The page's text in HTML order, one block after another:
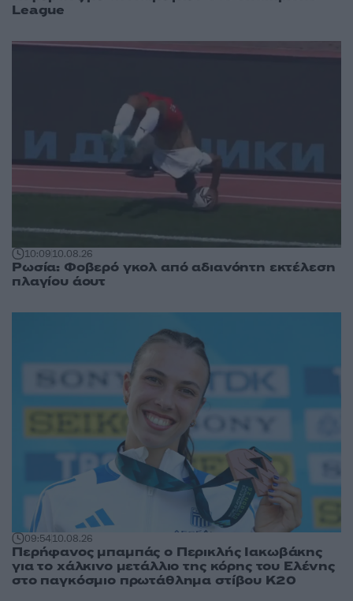
League
10:0910.08.26
Ρωσία: Φοβερό γκολ από αδιανόητη εκτέλεση
πλαγίου άουτ
09:5410.08.26
Περήφανος μπαμπάς ο Περικλής Ιακωβάκης
για το χάλκινο μετάλλιο της κόρης του Ελένης
στο παγκόσμιο πρωτάθλημα στίβου Κ20